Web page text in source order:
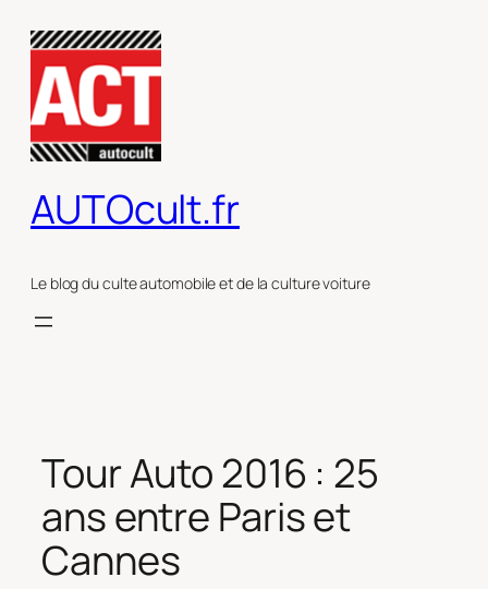
contenu
AUTOcult.fr
Le blog du culte automobile et de la culture voiture
Tour Auto 2016 : 25
ans entre Paris et
Cannes